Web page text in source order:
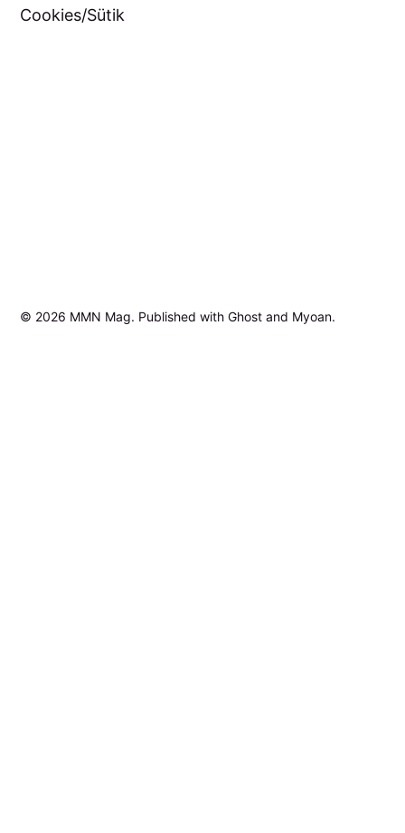
Cookies/Sütik
© 2026 MMN Mag. Published withGhost and Myoan.